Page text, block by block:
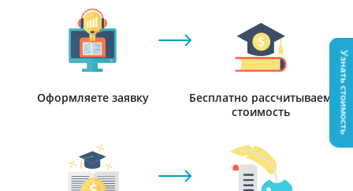
Оформляете заявку
Бесплатно рассчитываем
стоимость
Узнать стоимость